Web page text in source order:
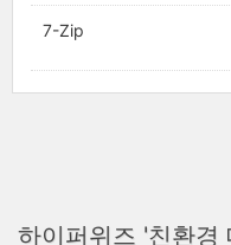
7-Zip
하이퍼위즈 '친환경